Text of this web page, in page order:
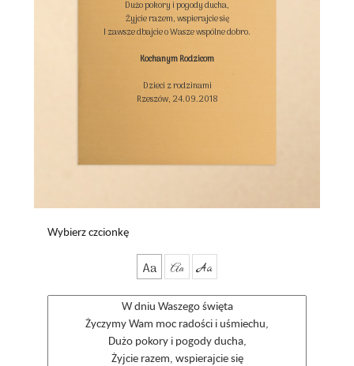
Dużo pokory i pogody ducha,
Żyjcie razem, wspierajcie się
I zawsze dbajcie o Wasze wspólne dobro.
Kochanym Rodzicom
Dzieci z rodzinami
Rzeszów, 24.09.2018
Wybierz czcionkę
Aa Aa Aa